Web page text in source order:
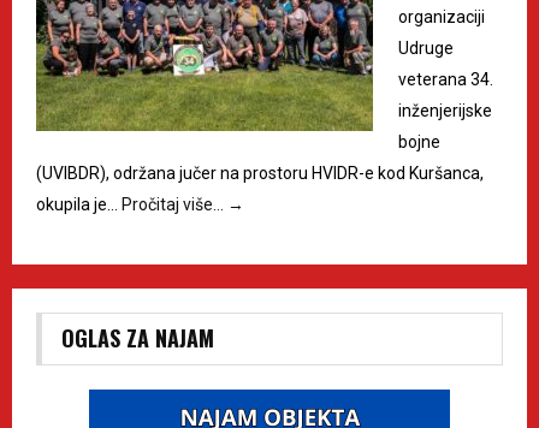
organizaciji
Udruge
veterana 34.
inženjerijske
bojne
(UVIBDR), održana jučer na prostoru HVIDR-e kod Kuršanca,
okupila je…
Pročitaj više… →
OGLAS ZA NAJAM